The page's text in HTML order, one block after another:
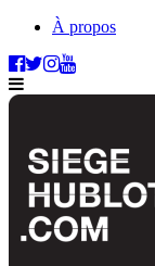
À propos